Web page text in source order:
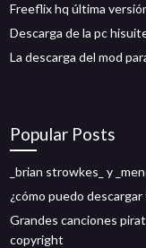
Freeflix hq última
Descarga de la pc
La descarga del mod
Popular Posts
_brian strowkes_ y
¿cómo puedo descargar
Grandes canciones
copyright